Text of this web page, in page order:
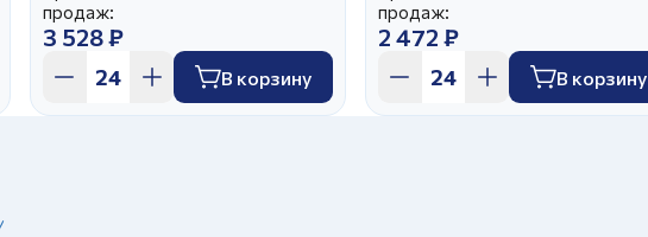
продаж:
3 528 ₽
В корзину
продаж:
2 472 ₽
В корзину